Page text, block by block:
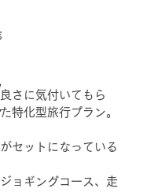
さに気付いてもら
特化型旅行プラン。
セットになっている
ョギングコース、走